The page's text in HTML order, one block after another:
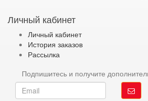
Личный кабинет
Личный кабинет
История заказов
Рассылка
Подпишитесь и получите